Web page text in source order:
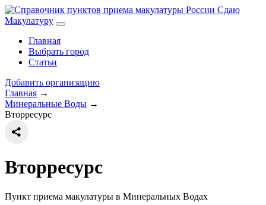
Сдаю
Макулатуру
Главная
Выбрать город
Статьи
Добавить организацию
Главная →
Минеральные Воды →
Вторресурс
Вторресурс
Пункт приема макулатуры в Минеральных Водах